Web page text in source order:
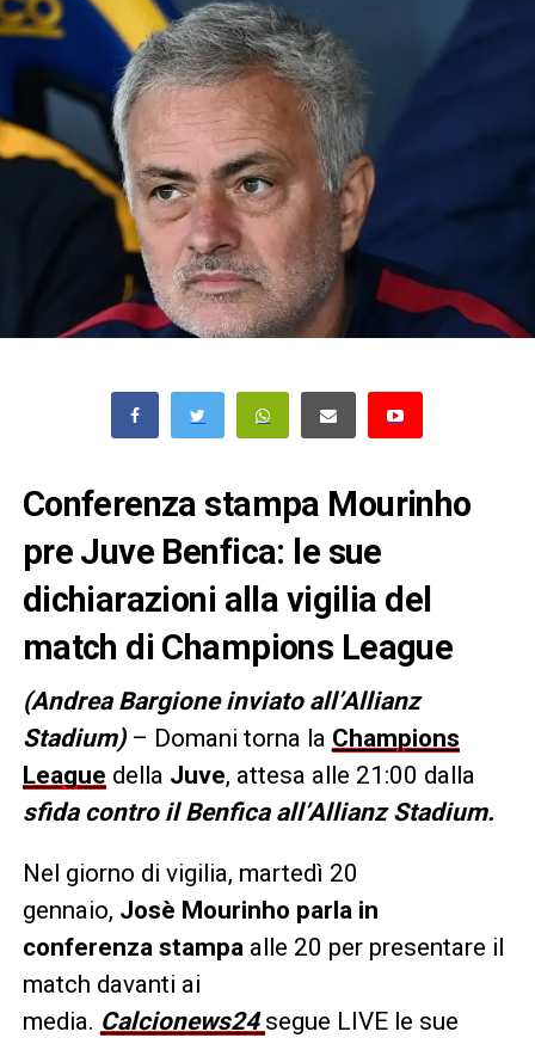
Conferenza stampa Mourinho
pre Juve Benfica: le sue
dichiarazioni alla vigilia del
match di Champions League
(Andrea Bargione inviato all’Allianz
Stadium)– Domani torna la Champions
League della Juve, attesa alle 21:00 dalla
sfida contro il Benfica all’Allianz Stadium.
Nel giorno di vigilia, martedì 20
gennaio, Josè Mourinho parla in
conferenza stampaalle 20 per presentare il
match davanti ai
media. Calcionews24 segue LIVE le sue